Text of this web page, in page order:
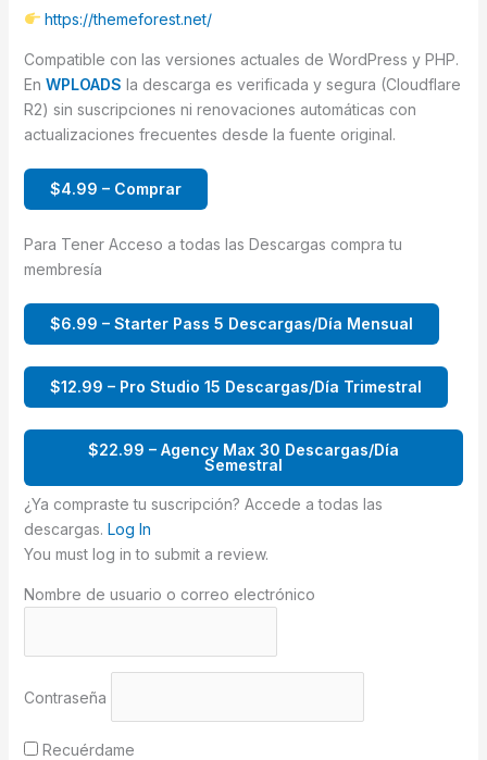
https://themeforest.net/
Compatible con las versiones actuales de WordPress y PHP.
En WPLOADS la descarga es verificada y segura (Cloudflare
R2) sin suscripciones ni renovaciones automáticas con
actualizaciones frecuentes desde la fuente original.
$4.99 – Comprar
Para Tener Acceso a todas las Descargas compra tu
membresía
$6.99 – Starter Pass 5 Descargas/Día Mensual
$12.99 – Pro Studio 15 Descargas/Día Trimestral
$22.99 – Agency Max 30 Descargas/Día
Semestral
¿Ya compraste tu suscripción? Accede a todas las
descargas. Log In
You must log in to submit a review.
Nombre de usuario o correo electrónico
Contraseña
Recuérdame